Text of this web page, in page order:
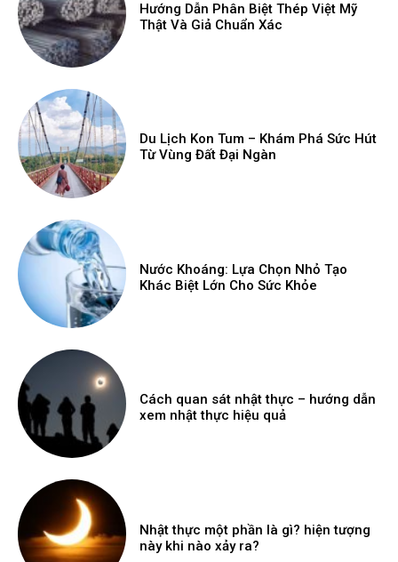
Hướng Dẫn Phân Biệt Thép Việt Mỹ
Thật Và Giả Chuẩn Xác
Du Lịch Kon Tum – Khám Phá Sức Hút
Từ Vùng Đất Đại Ngàn
Nước Khoáng: Lựa Chọn Nhỏ Tạo
Khác Biệt Lớn Cho Sức Khỏe
Cách quan sát nhật thực – hướng dẫn
xem nhật thực hiệu quả
Nhật thực một phần là gì? hiện tượng
này khi nào xảy ra?